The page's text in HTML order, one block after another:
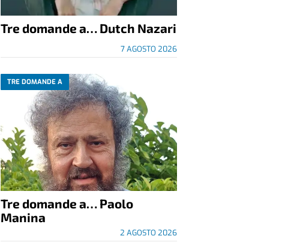
Tre domande a… Dutch Nazari
7 AGOSTO 2026
TRE DOMANDE A
Tre domande a… Paolo
Manina
2 AGOSTO 2026